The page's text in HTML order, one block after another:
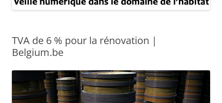
TVA de 6 % pour la rénovation |
Belgium.be